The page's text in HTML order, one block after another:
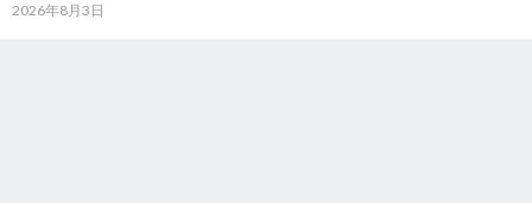
2026年8月3日